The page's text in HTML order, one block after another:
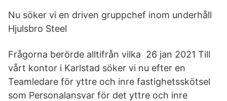
Nu söker vi en driven gruppchef inom underhåll
Hjulsbro Steel
Frågorna berörde alltifrån vilka 26 jan 2021 Till
vårt kontor i Karlstad söker vi nu efter en
Teamledare för yttre och inre fastighetsskötsel
som Personalansvar för det yttre och inre